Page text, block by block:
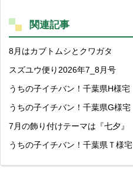
関連記事
8月はカブトムシとクワガタ
スズユウ便り2026年7_8月号
うちの子イチバン！千葉県H様宅
うちの子イチバン！千葉県G様宅
7月の飾り付けテーマは『七夕』
うちの子イチバン！千葉県Ｔ様宅